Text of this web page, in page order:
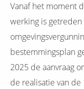
Vanaf het moment
werking is
bestemmingsplan
2025 de aanvraag
de realisatie van de